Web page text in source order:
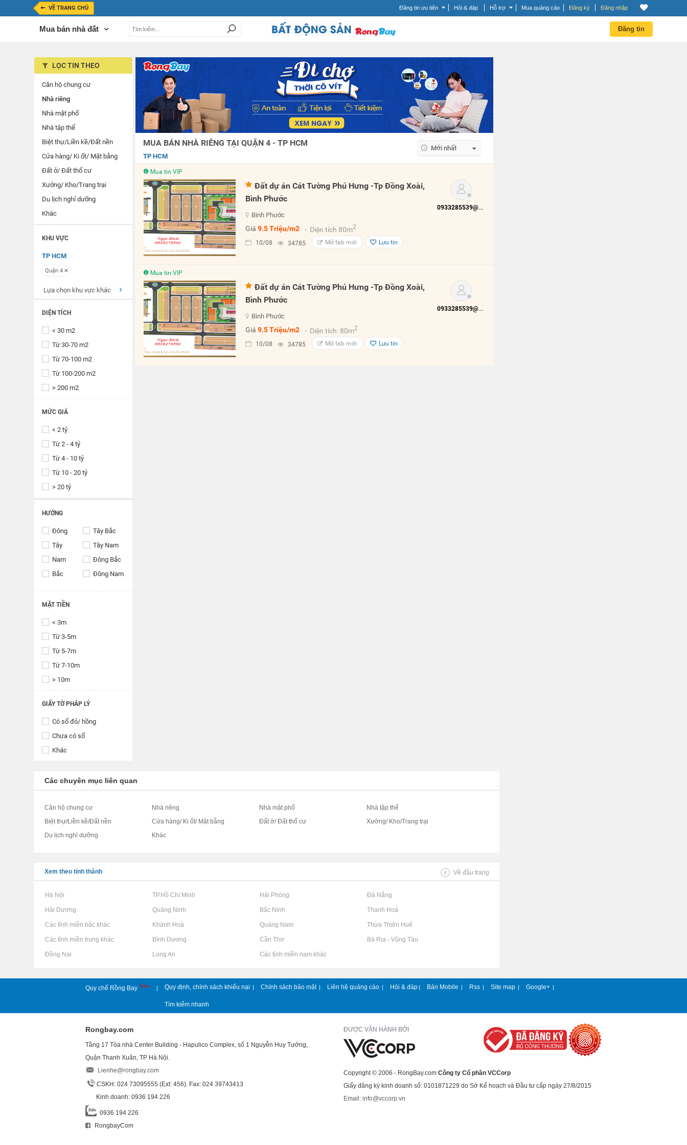
VỀ TRANG CHỦ Đăng tin ưu tiên Hỏi & đáp Hỗ trợ Mua quảng cáo Đăng ký Đăng nhập
Mua bán nhà đất Đăng tin
LỌC TIN THEO
Căn hộ chung cư
Nhà riêng
Nhà mặt phố
Nhà tập thể
Biệt thự/Liền kề/Đất nền
Cửa hàng/ Ki ốt/ Mặt bằng
Đất ở/ Đất thổ cư
Xưởng/ Kho/Trang trại
Du lịch nghỉ dưỡng
Khác
KHU VỰC
TP HCM
Quận 4
Lựa chọn khu vực khác
DIỆN TÍCH
< 30 m2
Từ 30-70 m2
Từ 70-100 m2
Từ 100-200 m2
> 200 m2
MỨC GIÁ
< 2 tỷ
Từ 2 - 4 tỷ
Từ 4 - 10 tỷ
Từ 10 - 20 tỷ
> 20 tỷ
HƯỚNG
Đông
Tây Bắc
Tây
Tây Nam
Nam
Đông Bắc
Bắc
Đông Nam
MẶT TIỀN
< 3m
Từ 3-5m
Từ 5-7m
Từ 7-10m
> 10m
GIẤY TỜ PHÁP LÝ
Có sổ đỏ/ hồng
Chưa có sổ
Khác
MUA BÁN NHÀ RIÊNG TẠI QUẬN 4 - TP HCM
TP HCM
Mới nhất
Giá tăng dần
Giá giảm dần
Mua tin VIP
Đất dự án Cát Tường Phú Hưng -Tp Đồng Xoài,
Bình Phước
Bình Phước
Giá 9.5 Triệu/m2 - Diện tích 80m2
10/08 34785 Mở tab mới Lưu tin
0933285539@vietid.net
Mua tin VIP
Đất dự án Cát Tường Phú Hưng -Tp Đồng Xoài,
Bình Phước
Bình Phước
Giá 9.5 Triệu/m2 - Diện tích: 80m2
10/08 34785 Mở tab mới Lưu tin
0933285539@vietid.net
Các chuyên mục liên quan
Căn hộ chung cư Nhà riêng Nhà mặt phố
Nhà tập thể
Biệt thự/Liền kề/Đất nền
Cửa hàng/ Ki ốt/ Mặt bằng Đất ở/ Đất thổ cư
Xưởng/ Kho/Trang trại
Du lịch nghỉ dưỡng
Khác
Xem theo tỉnh thành Về đầu trang
Rao vặt tại Hà Nội Rao vặt tại TP.Hồ Chí Minh Rao vặt tại Hải Phòng Rao vặt tại Đà Nẵng
Rao vặt tại Hải Dương Rao vặt tại Quảng Ninh Rao vặt tại Bắc Ninh Rao vặt tại Thanh Hoá
Rao vặt tại Các tỉnh miền bắc khác Rao vặt tại Khánh Hoà Rao vặt tại Quảng Nam Rao vặt tại Thừa Thiên Huế
Rao vặt tại Các tỉnh miền trung khác Rao vặt tại Bình Dương Rao vặt tại Cần Thơ Rao vặt tại Bà Rịa - Vũng Tàu
Rao vặt tại Đồng Nai Rao vặt tại Long An Rao vặt tại Các tỉnh miền nam khác
Quy chế Rồng Bay New | Quy định, chính sách khiếu nại | Chính sách bảo mật | Liên hệ quảng cáo | Hỏi & đáp | Bản Mobile | Rss | Site map | Google+ |
Tìm kiếm nhanh
Rongbay.com
Tầng 17 Tòa nhà Center Building - Hapulico Complex, số 1 Nguyễn Huy Tưởng,
Quận Thanh Xuân, TP Hà Nội.
Lienhe@rongbay.com
CSKH: 024 73095555 (Ext: 456). Fax: 024 39743413
Kinh doanh: 0936 194 226
0936 194 226
RongbayCom
ĐƯỢC VẬN HÀNH BỞI
Copyright © 2006 - RongBay.com Công ty Cổ phần VCCorp
Giấy đăng ký kinh doanh số: 0101871229 do Sở Kế hoạch và Đầu tư cấp ngày 27/8/2015
Email: info@vccorp.vn